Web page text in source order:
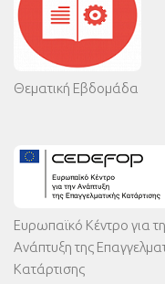
Θεματική Εβδομάδα
Ευρωπαϊκό Κέντρο για
Ανάπτυξη της
Κατάρτισης